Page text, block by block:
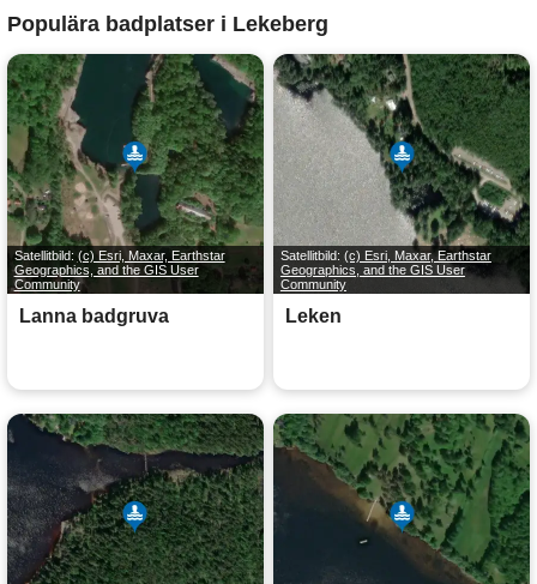
Populära badplatser i Lekeberg
Satellitbild: (c) Esri, Maxar, Earthstar
Geographics, and the GIS User
Community
Lanna badgruva
Satellitbild: (c) Esri, Maxar, Earthstar
Geographics, and the GIS User
Community
Leken